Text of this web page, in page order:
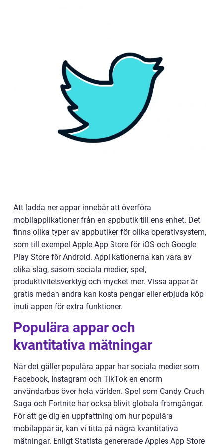
Att ladda ner appar innebär att överföra
mobilapplikationer från en appbutik till ens enhet. Det
finns olika typer av appbutiker för olika operativsystem,
som till exempel Apple App Store för iOS och Google
Play Store för Android. Applikationerna kan vara av
olika slag, såsom sociala medier, spel,
produktivitetsverktyg och mycket mer. Vissa appar är
gratis medan andra kan kosta pengar eller erbjuda köp
inuti appen för extra funktioner.
Populära appar och
kvantitativa mätningar
När det gäller populära appar har sociala medier som
Facebook, Instagram och TikTok en enorm
användarbas över hela världen. Spel som Candy Crush
Saga och Fortnite har också blivit globala framgångar.
För att ge dig en uppfattning om hur populära
mobilappar är, kan vi titta på några kvantitativa
mätningar. Enligt Statista genererade Apples App Store